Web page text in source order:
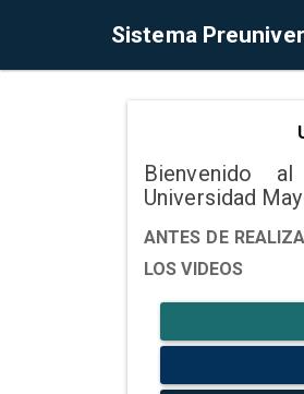
Sistema
Bienvenido
Universidad
ANTES DE
LOS VIDEOS